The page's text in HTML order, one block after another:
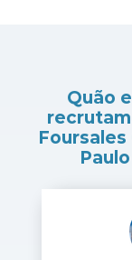
Quão
Foursales